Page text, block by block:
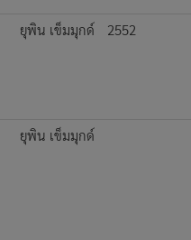
ยุพิน เข็มมุกด์ 2552
ยุพิน เข็มมุกด์